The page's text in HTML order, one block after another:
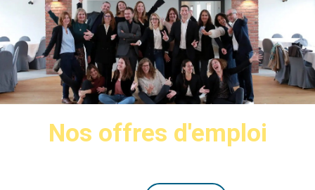
Nos offres d'emploi